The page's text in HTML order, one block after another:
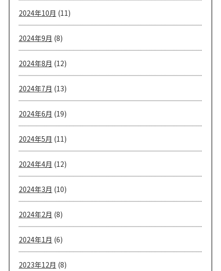
2024年10月 (11)
2024年9月 (8)
2024年8月 (12)
2024年7月 (13)
2024年6月 (19)
2024年5月 (11)
2024年4月 (12)
2024年3月 (10)
2024年2月 (8)
2024年1月 (6)
2023年12月 (8)